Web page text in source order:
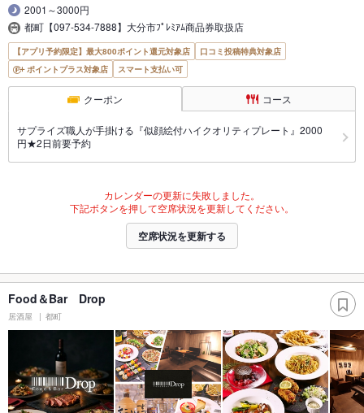
2001～3000円
都町【097-534-7888】大分市ﾌﾟﾚﾐｱﾑ商品券取扱店
【アプリ予約限定】最大800ポイント還元対象店
口コミ投稿特典対象店
ポイントプラス対象店
スマート支払い可
クーポン コース
サプライズ職人が手掛ける『似顔絵付ハイクオリティプレート』2000
円★2日前要予約
カレンダーの更新に失敗しました。
下記ボタンを押して空席状況を更新してください。
空席状況を更新する
Food＆Bar Drop
居酒屋 都町